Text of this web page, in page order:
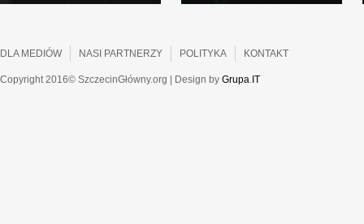
DLA MEDIÓW NASI PARTNERZY POLITYKA KONTAKT
Copyright 2016© SzczecinGłówny.org | Design by Grupa. IT